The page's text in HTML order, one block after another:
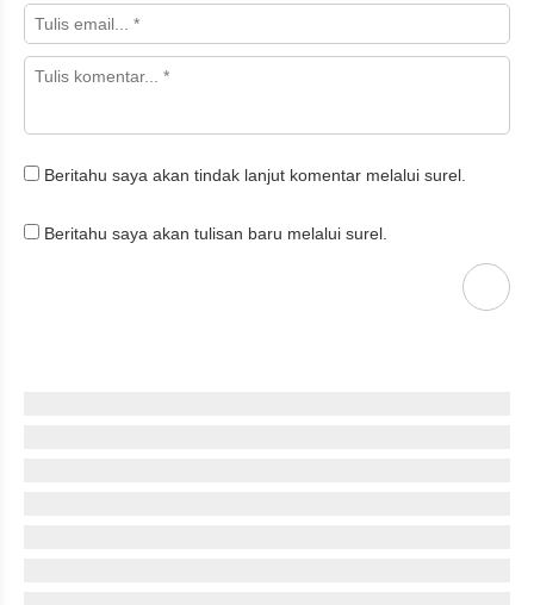
Beritahu saya akan tindak lanjut komentar melalui surel.
Beritahu saya akan tulisan baru melalui surel.